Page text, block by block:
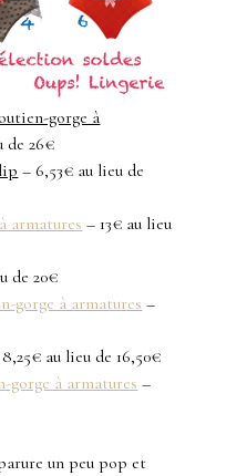
gorge à
de 26€
– 6,53€ au lieu de
armatures – 13€ au lieu
de 20€
gorge à armatures –
au lieu de 16,50€
gorge à armatures –
un peu pop et